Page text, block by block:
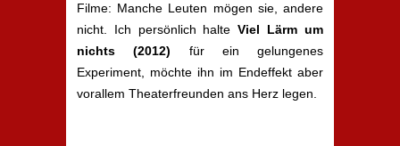
Filme: Manche Leuten mögen sie, andere
nicht. Ich persönlich halteViel Lärm um
nichts (2012) für ein gelungenes
Experiment, möchte ihn im Endeffekt aber
vorallem Theaterfreunden ans Herz legen.